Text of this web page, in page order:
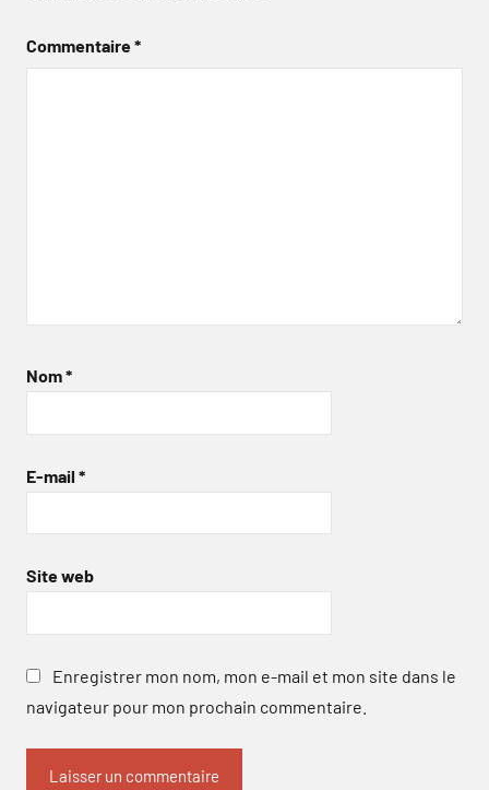
Commentaire*
Nom*
E-mail *
Site web
Enregistrer mon nom, mon e-mail et mon site dans le
navigateur pour mon prochain commentaire.